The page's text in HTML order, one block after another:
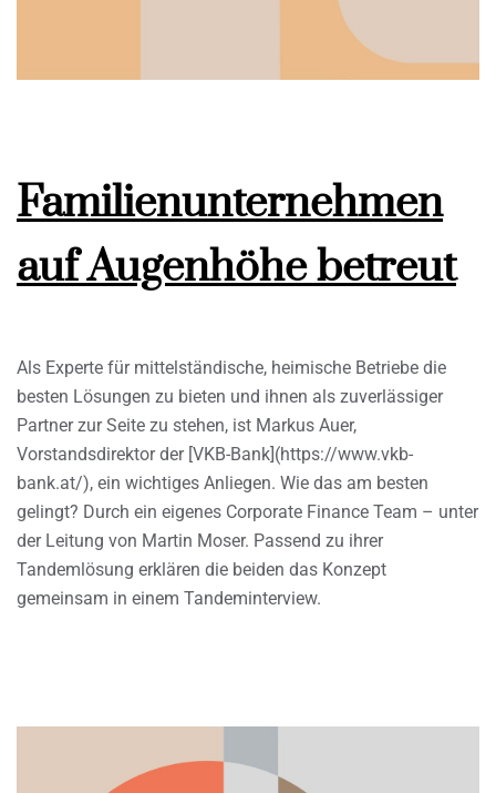
Familienunternehmen
auf Augenhöhe betreut
Als Experte für mittelständische, heimische Betriebe die
besten Lösungen zu bieten und ihnen als zuverlässiger
Partner zur Seite zu stehen, ist Markus Auer,
Vorstandsdirektor der [VKB-Bank](https://www.vkb-
bank.at/), ein wichtiges Anliegen. Wie das am besten
gelingt? Durch ein eigenes Corporate Finance Team – unter
der Leitung von Martin Moser. Passend zu ihrer
Tandemlösung erklären die beiden das Konzept
gemeinsam in einem Tandeminterview.